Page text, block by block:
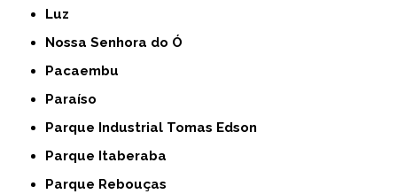
Luz
Nossa Senhora do Ó
Pacaembu
Paraíso
Parque Industrial Tomas Edson
Parque Itaberaba
Parque Rebouças